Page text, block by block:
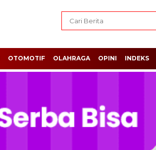
OTOMOTIF OLAHRAGA OPINI INDEKS